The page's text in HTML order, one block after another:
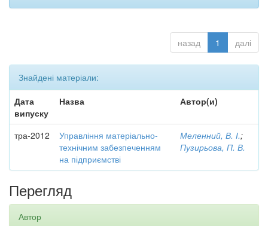
назад 1 далі
Знайдені матеріали:
Дата
випуску
Назва Автор(и)
тра-2012
Управління матеріально-
технічним забезпеченням
на підприємстві
Меленний, В. І.;
Пузирьова, П. В.
Перегляд
Автор